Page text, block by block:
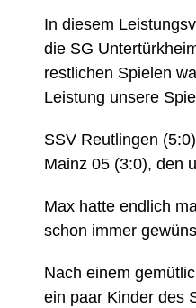
In diesem
die SG
restlichen Spielen
Leistung unsere
SSV Reutlingen
Mainz 05 (3:0), den
Max hatte endlich
schon immer
Nach einem
ein paar Kinder des